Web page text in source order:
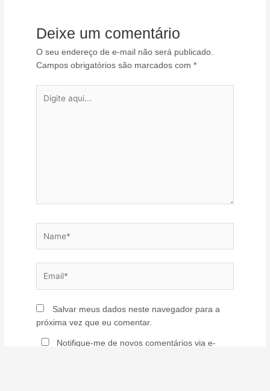
Deixe um comentário
O seu endereço de e-mail não será publicado.
Campos obrigatórios são marcados com*
aqui...
Salvar meus dados neste navegador para a
próxima vez que eu comentar.
Notifique-me de novos comentários via e-